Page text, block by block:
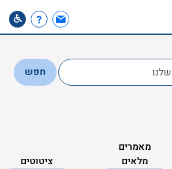
חפש
מאמרים
מלאים
ציטוטים